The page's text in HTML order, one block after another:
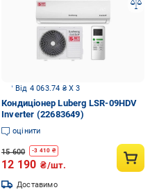
Від 4 063.74 ₴ X 3
Кондиціонер Luberg LSR-09HDV
Inverter (22683649)
оцінити
15 600 -3 410 ₴
12 190 ₴/шт.
Доставимо